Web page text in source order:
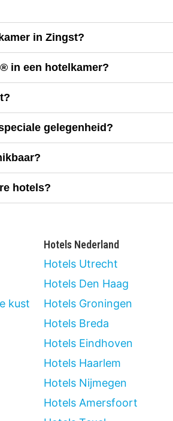
in Zingst?
in een hotelkamer?
gelegenheid?
hotels?
kust
Hotels Nederland
Hotels Utrecht
Hotels Den Haag
Hotels Groningen
Hotels Breda
Hotels Eindhoven
Hotels Haarlem
Hotels Nijmegen
Hotels Amersfoort